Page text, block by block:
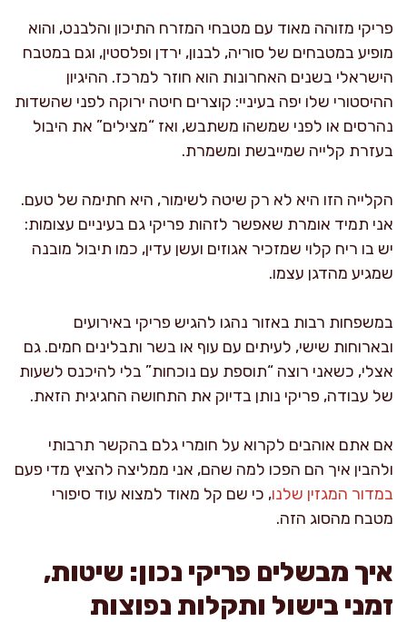
פריקי מזוהה מאוד עם מטבחי המזרח התיכון והלבנט, והוא
מופיע במטבחים של סוריה, לבנון, ירדן ופלסטין, וגם במטבח
הישראלי בשנים האחרונות הוא חוזר למרכז. ההיגיון
ההיסטורי שלו יפה בעיניי: קוצרים חיטה ירוקה לפני שהשדות
נהרסים או לפני שמשהו משתבש, ואז “מצילים” את היבול
בעזרת קלייה שמייבשת ומשמרת.
הקלייה הזו היא לא רק שיטה לשימור, היא חתימה של טעם.
אני תמיד אומרת שאפשר לזהות פריקי גם בעיניים עצומות:
יש בו ריח קלוי שמזכיר אגוזים ועשן עדין, כמו תיבול מובנה
שמגיע מהדגן עצמו.
במשפחות רבות באזור נהגו להגיש פריקי באירועים
ובארוחות שישי, לעיתים עם עוף או בשר ותבלינים חמים. גם
אצלי, כשאני רוצה “תוספת עם נוכחות” בלי להיכנס לשעות
של עבודה, פריקי נותן בדיוק את התחושה החגיגית הזאת.
אם אתם אוהבים לקרוא על חומרי גלם בהקשר תרבותי
ולהבין איך הם הפכו למה שהם, אני ממליצה להציץ מדי פעם
במדור המגזין שלנו, כי שם קל מאוד למצוא עוד סיפורי
מטבח מהסוג הזה.
איך מבשלים פריקי נכון: שיטות,
זמני בישול ותקלות נפוצות